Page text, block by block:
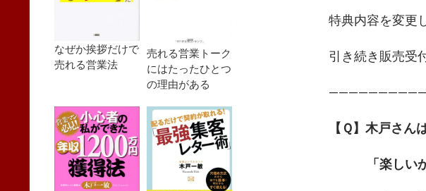
特典内容を変更
引き続き販売受
【Ｑ】木戸さ
「楽しいから
なぜか挨拶だけで
売れる営業法
売れる営業トーク
にはたったひとつ
の理由がある